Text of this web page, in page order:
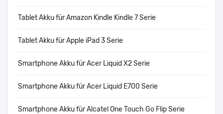
Tablet Akku für Amazon Kindle Kindle 7 Serie
Tablet Akku für Apple iPad 3 Serie
Smartphone Akku für Acer Liquid X2 Serie
Smartphone Akku für Acer Liquid E700 Serie
Smartphone Akku für Alcatel One Touch Go Flip Serie